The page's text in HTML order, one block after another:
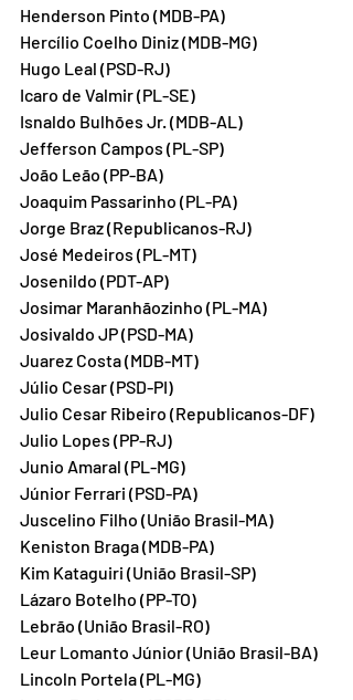
Henderson Pinto (MDB-PA)
Hercílio Coelho Diniz (MDB-MG)
Hugo Leal (PSD-RJ)
Icaro de Valmir (PL-SE)
Isnaldo Bulhões Jr. (MDB-AL)
Jefferson Campos (PL-SP)
João Leão (PP-BA)
Joaquim Passarinho (PL-PA)
Jorge Braz (Republicanos-RJ)
José Medeiros (PL-MT)
Josenildo (PDT-AP)
Josimar Maranhãozinho (PL-MA)
Josivaldo JP (PSD-MA)
Juarez Costa (MDB-MT)
Júlio Cesar (PSD-PI)
Julio Cesar Ribeiro (Republicanos-DF)
Julio Lopes (PP-RJ)
Junio Amaral (PL-MG)
Júnior Ferrari (PSD-PA)
Juscelino Filho (União Brasil-MA)
Keniston Braga (MDB-PA)
Kim Kataguiri (União Brasil-SP)
Lázaro Botelho (PP-TO)
Lebrão (União Brasil-RO)
Leur Lomanto Júnior (União Brasil-BA)
Lincoln Portela (PL-MG)